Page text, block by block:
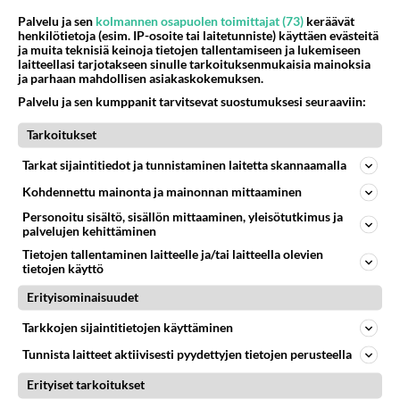
Iäkäs Jämsäläinen mies kuoli poliisiautoon matkalla Jyväskylän putkaan
Iäkäs vanhus humalassa niin huonossa kunnossa, ettei pystynyt huolehtimaan itsestään niin ainoa apu sillä hetkellä oli
07.08.2026 12:07
Jämsä
572
Olen luovuttanut
07.08.2026 15:03
31
En välitä sinusta yhtään
07.08.2026 17:14
Ikävä
32
508
07.08.2026 07:20
Kotimaiset julkkisjuorut
503
Hyvä ihminen
08.08.2026 05:09
Ikävä
74
451
Ei se nainen edes oo
Palvelu ja sen kolmannen osapuolen toimittajat (73) keräävät
henkilötietoja (esim. IP-osoite tai laitetunniste) käyttäen evästeitä
ja muita teknisiä keinoja tietojen tallentamiseen ja lukemiseen
laitteellasi tarjotakseen sinulle tarkoituksenmukaisia mainoksia
ja parhaan mahdollisen asiakaskokemuksen.
Palvelu ja sen kumppanit tarvitsevat suostumuksesi seuraaviin:
Tarkoitukset
Tarkat sijaintitiedot ja tunnistaminen laitetta skannaamalla
Kohdennettu mainonta ja mainonnan mittaaminen
Personoitu sisältö, sisällön mittaaminen, yleisötutkimus ja
palvelujen kehittäminen
Tietojen tallentaminen laitteelle ja/tai laitteella olevien
tietojen käyttö
Erityisominaisuudet
Tarkkojen sijaintitietojen käyttäminen
Tunnista laitteet aktiivisesti pyydettyjen tietojen perusteella
Erityiset tarkoitukset